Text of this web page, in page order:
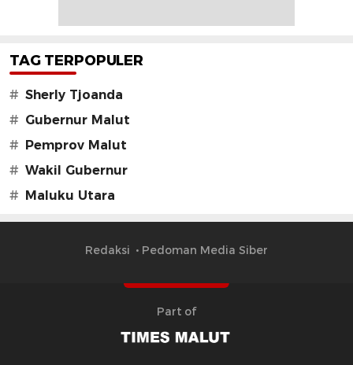
TAG TERPOPULER
# Sherly Tjoanda
# Gubernur Malut
# Pemprov Malut
# Wakil Gubernur
# Maluku Utara
Redaksi Pedoman Media Siber
Part of